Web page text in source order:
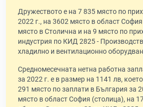
Дружеството е на 7 835 място по
2022 г., на 3602 място в област
място в Столична и на 9 място по
индустрия по КИД 2825 -
хладилно и вентилационно
Средномесечната нетна работна
за 2022 г. е в размер на 1141 лв,
291 място по заплати в България за
място в област София (столица), на